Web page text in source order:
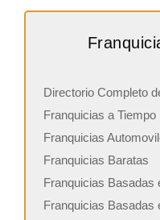
Directorio Completo
Franquicias a Tiempo
Franquicias
Franquicias Baratas
Franquicias Basadas
Franquicias Basadas